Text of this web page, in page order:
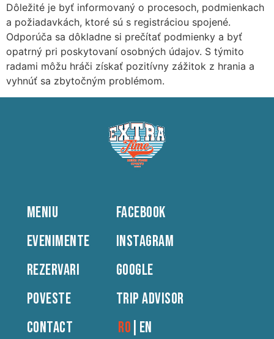
Dôležité je byť informovaný o procesoch, podmienkach
a požiadavkách, ktoré sú s registráciou spojené.
Odporúča sa dôkladne si prečítať podmienky a byť
opatrný pri poskytovaní osobných údajov. S týmito
radami môžu hráči získať pozitívny zážitok z hrania a
vyhnúť sa zbytočným problémom.
MENIU
EVENIMENTE
REZERVARI
POVESTE
CONTACT
FACEBOOK
INSTAGRAM
GOOGLE
TRIP ADVISOR
RO EN